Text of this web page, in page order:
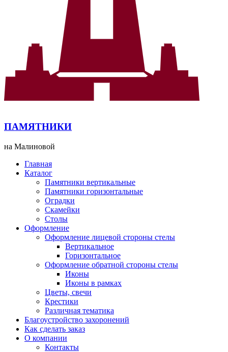
ПАМЯТНИКИ
на Малиновой
Главная
Каталог
Памятники вертикальные
Памятники горизонтальные
Оградки
Скамейки
Столы
Оформление
Оформление лицевой стороны стелы
Вертикальное
Горизонтальное
Оформление обратной стороны стелы
Иконы
Иконы в рамках
Цветы, свечи
Крестики
Различная тематика
Благоустройство захоронений
Как сделать заказ
О компании
Контакты